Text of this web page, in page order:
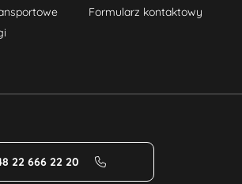
Formularz kontaktowy
22 666 22 20